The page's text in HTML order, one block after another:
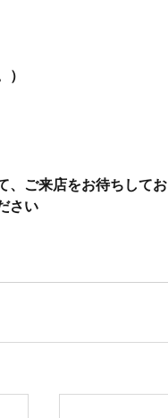
）
、ご来店をお待ちし
さい